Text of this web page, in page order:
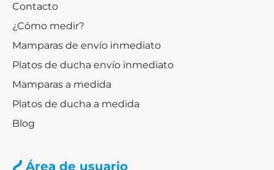
Contacto
¿Cómo medir?
Mamparas de envío inmediato
Platos de ducha envío inmediato
Mamparas a medida
Platos de ducha a medida
Blog
Área de usuario